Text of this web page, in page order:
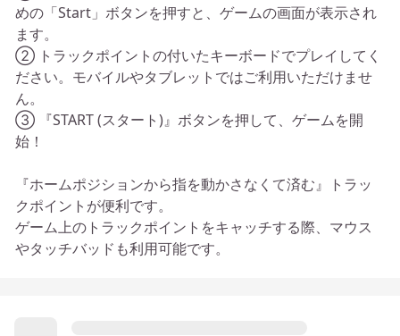
めの「Start」ボタンを押すと、ゲームの画面が表示され
ます。
② トラックポイントの付いたキーボードでプレイしてく
ださい。モバイルやタブレットではご利用いただけませ
ん。
③ 『START (スタート)』ボタンを押して、ゲームを開
始！
『ホームポジションから指を動かさなくて済む』トラッ
クポイントが便利です。
ゲーム上のトラックポイントをキャッチする際、マウス
やタッチバッドも利用可能です。